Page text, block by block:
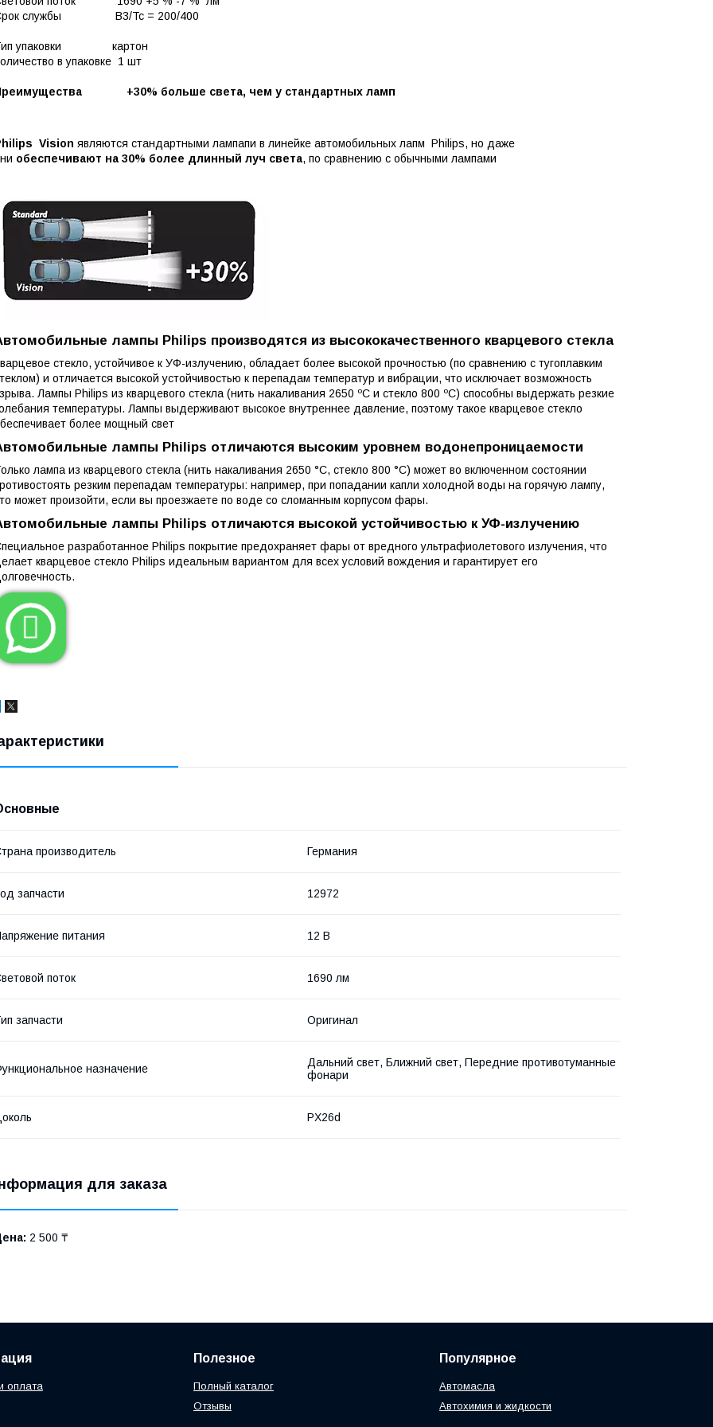
службы B3/Tc = 200/400
упаковки картон
в упаковке 1 шт
+30% больше света, чем у стандартных ламп
Vision являются стандартными лампапи в линейке автомобильных лапм Philips, но даже
обеспечивают на 30% более длинный луч света, по сравнению с обычными лампами
лампы Philips производятся из высококачественного кварцевого стекла
стекло, устойчивое к УФ-излучению, обладает более высокой прочностью (по сравнению с тугоплавким
и отличается высокой устойчивостью к перепадам температур и вибрации, что исключает возможность
Лампы Philips из кварцевого стекла (нить накаливания 2650 ºC и стекло 800 ºC) способны выдержать резкие
температуры. Лампы выдерживают высокое внутреннее давление, поэтому такое кварцевое стекло
более мощный свет
лампы Philips отличаются высоким уровнем водонепроницаемости
лампа из кварцевого стекла (нить накаливания 2650 °C, стекло 800 °C) может во включенном состоянии
резким перепадам температуры: например, при попадании капли холодной воды на горячую лампу,
может произойти, если вы проезжаете по воде со сломанным корпусом фары.
лампы Philips отличаются высокой устойчивостью к УФ-излучению
разработанное Philips покрытие предохраняет фары от вредного ультрафиолетового излучения, что
кварцевое стекло Philips идеальным вариантом для всех условий вождения и гарантирует его
производитель Германия
запчасти 12972
питания 12 В
поток 1690 лм
запчасти Оригинал
назначение
Дальний свет, Ближний свет, Передние противотуманные
фонари
PX26d
для заказа
2 500 ₸
оплата
Полезное
Полный каталог
Отзывы
Популярное
Автомасла
Автохимия и жидкости